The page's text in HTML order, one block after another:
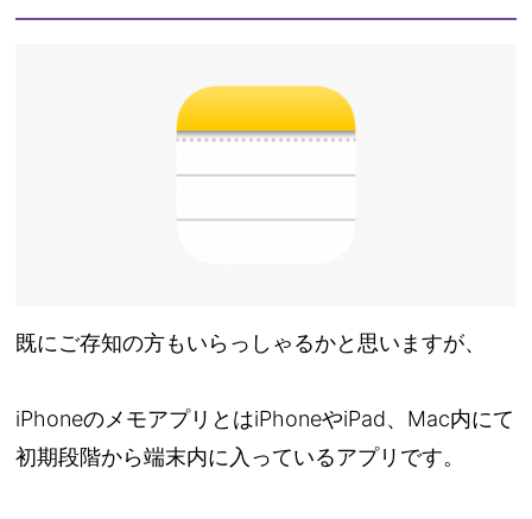
既にご存知の方もいらっしゃるかと思いますが、
iPhoneのメモアプリとはiPhoneやiPad、Mac内にて
初期段階から端末内に入っているアプリです。